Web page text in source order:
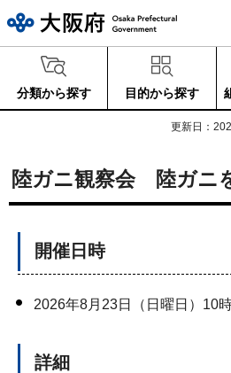
分類から探す 目的から探す
更新日：
陸ガニ観察会 陸ガニ
開催日時
2026年8月23日（日曜日）10
詳細